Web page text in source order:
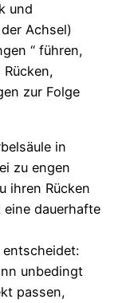
und
Achsel)
“ führen,
zur Folge
in
zu engen
ihren Rücken
dauerhafte
unbedingt
passen,